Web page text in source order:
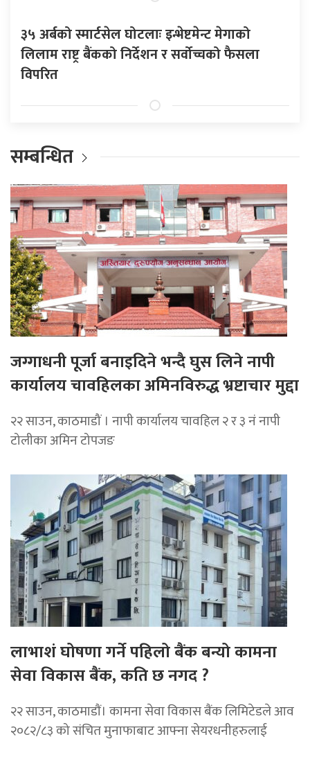
३५ अर्बको स्मार्टसेल घोटलाः इन्भेष्टमेन्ट मेगाको
लिलाम राष्ट्र बैंकको निर्देशन र सर्वोच्चको फैसला
विपरित
सम्बन्धित
जग्गाधनी पूर्जा बनाइदिने भन्दै घुस लिने नापी
कार्यालय चावहिलका अमिनविरुद्ध भ्रष्टाचार मुद्दा
२२ साउन, काठमाडौं । नापी कार्यालय चावहिल २ र ३ नं नापी
टोलीका अमिन टोपजङ
लाभाशं घोषणा गर्ने पहिलो बैंक बन्यो कामना
सेवा विकास बैंक, कति छ नगद ?
२२ साउन, काठमाडाैं। कामना सेवा विकास बैंक लिमिटेडले आव
२०८२/८३ को संचित मुनाफाबाट आफ्ना सेयरधनीहरुलाई